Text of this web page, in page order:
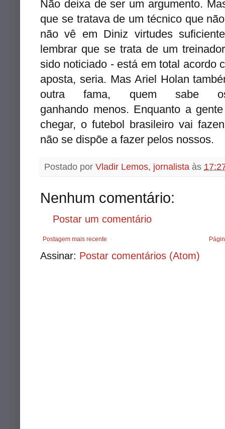
Não deixa de ser um argumento.
que se tratava de um técnico que
não vê em Diniz virtudes
lembrar que se trata de um
sido noticiado - está em total acordo
aposta, seria. Mas Ariel Holan
outra fama, quem sabe
ganhando menos. Enquanto a
chegar, o futebol brasileiro vai
não se dispõe a fazer pelos nossos.
Postado por Vladir Lemos, jornalista às
Nenhum comentário:
Postar um comentário
Postagem mais recente
Assinar: Postar comentários (Atom)